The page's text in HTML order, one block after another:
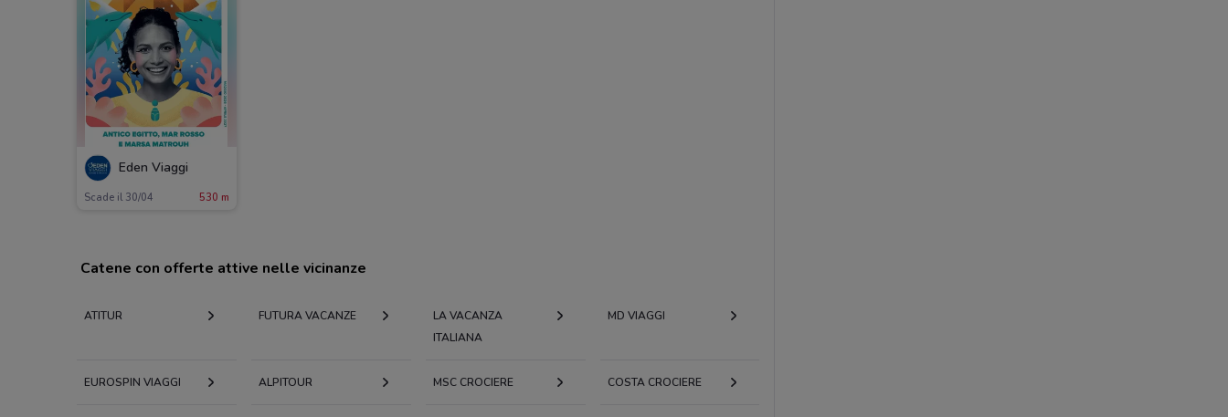
Eden Viaggi
Scade il 30/04 530 m
Catene con offerte attive nelle vicinanze
ATITUR FUTURA VACANZE
LA VACANZA
ITALIANA
MD VIAGGI
EUROSPIN VIAGGI ALPITOUR MSC CROCIERE COSTA CROCIERE